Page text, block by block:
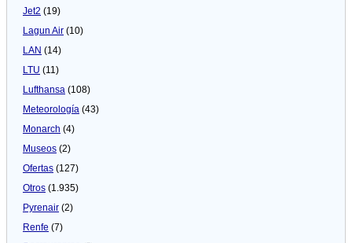
Jet2 (19)
Lagun Air (10)
LAN (14)
LTU (11)
Lufthansa (108)
Meteorologí­a (43)
Monarch (4)
Museos (2)
Ofertas (127)
Otros (1.935)
Pyrenair (2)
Renfe (7)